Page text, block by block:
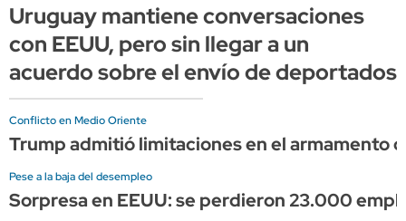
Uruguay mantiene conversaciones
con EEUU, pero sin llegar a un
acuerdo sobre el envío de deportados
Conflicto en Medio Oriente
Trump admitió limitaciones en el armamento
Pese a la baja del desempleo
Sorpresa en EEUU: se perdieron 23.000